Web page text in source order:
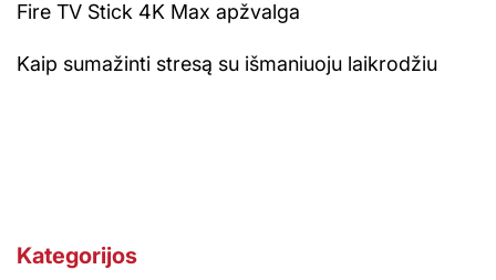
Fire TV Stick 4K Max apžvalga
Kaip sumažinti stresą su išmaniuoju laikrodžiu
Kategorijos